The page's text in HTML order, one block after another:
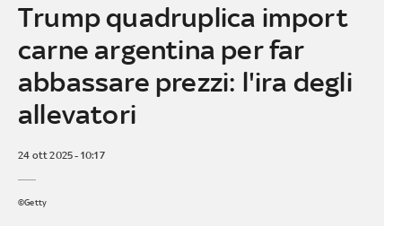
Trump quadruplica import
carne argentina per far
abbassare prezzi: l'ira degli
allevatori
24 ott 2025 - 10:17
©Getty